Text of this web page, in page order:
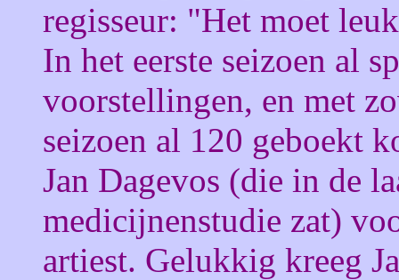
regisseur: "Het moet
In het eerste seizoen al
voorstellingen, en met
seizoen al 120 geboekt
Jan Dagevos (die in de
medicijnenstudie zat)
artiest. Gelukkig kreeg